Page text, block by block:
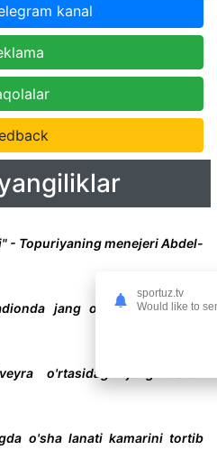
kanal
- Topuriyaning menejeri Abdel-
jang o'tkazish istagida
o'rtasidagi jang bekor
o'sha lanati kamarini tortib
sportuz.tv
Would like to